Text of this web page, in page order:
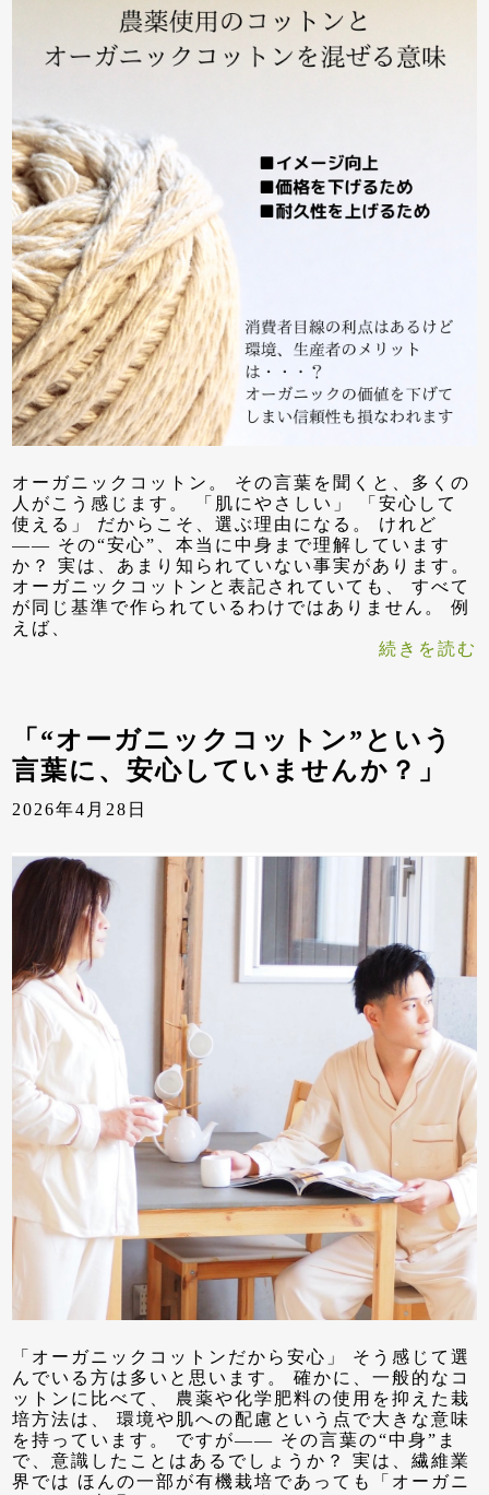
オーガニックコットン。 その言葉を聞くと、多くの
人がこう感じます。 「肌にやさしい」 「安心して
使える」 だからこそ、選ぶ理由になる。 けれど
—— その“安心”、本当に中身まで理解しています
か？ 実は、あまり知られていない事実があります。
オーガニックコットンと表記されていても、 すべて
が同じ基準で作られているわけではありません。 例
えば、
続きを読む
「“オーガニックコットン”という
言葉に、安心していませんか？」
2026年4月28日
「オーガニックコットンだから安心」 そう感じて選
んでいる方は多いと思います。 確かに、一般的なコ
ットンに比べて、 農薬や化学肥料の使用を抑えた栽
培方法は、 環境や肌への配慮という点で大きな意味
を持っています。 ですが—— その言葉の“中身”ま
で、意識したことはあるでしょうか？ 実は、繊維業
界では ほんの一部が有機栽培であっても「オーガニ